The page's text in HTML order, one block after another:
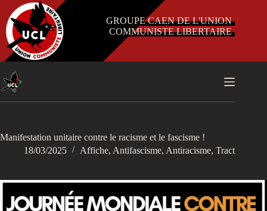
Passer
contenu
GROUPE CAEN DE L'UNION
COMMUNISTE LIBERTAIRE
Manifestation unitaire contre le racisme et le fascisme !
18/03/2025
Affiche, Antifascisme, Antiracisme, Tract